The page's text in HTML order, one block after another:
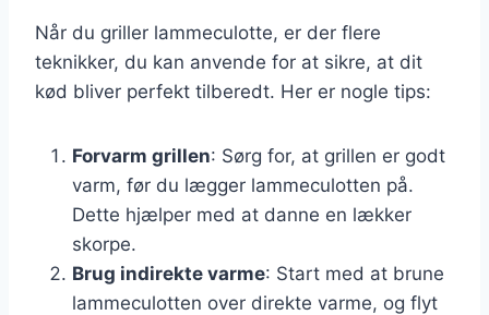
Når du griller lammeculotte, er der flere
teknikker, du kan anvende for at sikre, at dit
kød bliver perfekt tilberedt. Her er nogle tips:
Forvarm grillen: Sørg for, at grillen er godt
varm, før du lægger lammeculotten på.
Dette hjælper med at danne en lækker
skorpe.
Brug indirekte varme: Start med at brune
lammeculotten over direkte varme, og flyt